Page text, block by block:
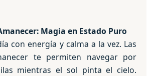
Magia en Estado Puro
con energía y calma a la vez. Las
te permiten navegar por
mientras el sol pinta el cielo.